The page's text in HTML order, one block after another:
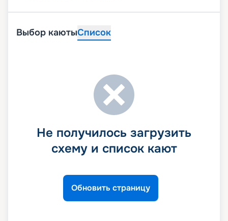
Выбор каютыСписок
Не получилось загрузить
схему и список кают
Обновить страницу